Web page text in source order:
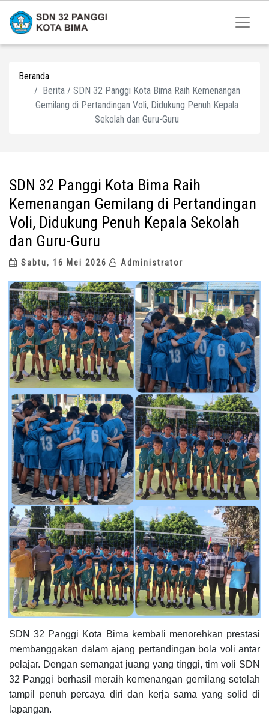
Beranda
Berita / SDN 32 Panggi Kota Bima Raih Kemenangan
Gemilang di Pertandingan Voli, Didukung Penuh Kepala
Sekolah dan Guru-Guru
SDN 32 Panggi Kota Bima Raih
Kemenangan Gemilang di Pertandingan
Voli, Didukung Penuh Kepala Sekolah
dan Guru-Guru
Sabtu, 16 Mei 2026 Administrator
SDN 32 Panggi Kota Bima kembali menorehkan prestasi
membanggakan dalam ajang pertandingan bola voli antar
pelajar. Dengan semangat juang yang tinggi, tim voli SDN
32 Panggi berhasil meraih kemenangan gemilang setelah
tampil penuh percaya diri dan kerja sama yang solid di
lapangan.